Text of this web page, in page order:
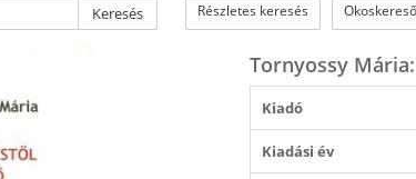
Keresés Részletes keresés Okoskereső
Tornyossy
Kiadó
Kiadási év